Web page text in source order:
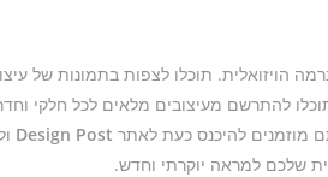
הויזואלית. תוכלו לצפות בתמונות של
להתרשם מעיצובים מלאים לכל חלקי
מוזמנים להיכנס כעת לאתר Design Post
שלכם למראה יוקרתי וחדש.